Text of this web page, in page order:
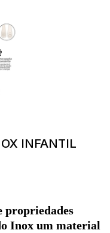
INFANTIL
propriedades
Inox um material